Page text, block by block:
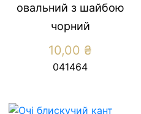
овальний з шайбою
чорний
10,00 ₴
041464